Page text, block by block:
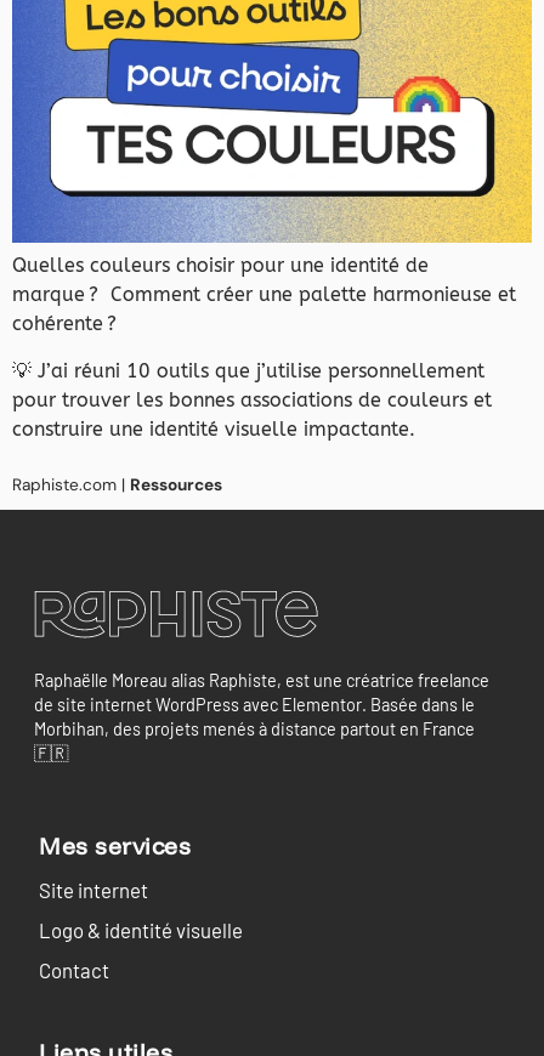
Quelles couleurs choisir pour une identité de
marque ? Comment créer une palette harmonieuse et
cohérente ?
💡 J’ai réuni 10 outils que j’utilise personnellement
pour trouver les bonnes associations de couleurs et
construire une identité visuelle impactante.
Raphiste.com | Ressources
Raphaëlle Moreau alias Raphiste, est une créatrice freelance
de site internet WordPress avec Elementor. Basée dans le
Morbihan, des projets menés à distance partout en France
🇫🇷
Mes services
Site internet
Logo & identité visuelle
Contact